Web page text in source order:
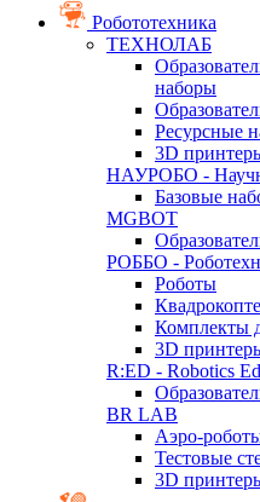
Робототехника
ТЕХНОЛАБ
наборы
Ресурсные
3D
НАУРОБО -
Базовые
MGBOT
РОББО -
Роботы
Комплекты
3D
R:ED - Robotics
BR LAB
Аэро-
Тестовые
3D